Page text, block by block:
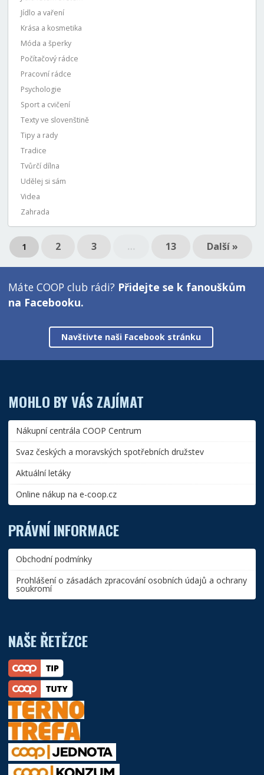
Jídlo a vaření
Krása a kosmetika
Móda a šperky
Počítačový rádce
Pracovní rádce
Psychologie
Sport a cvičení
Texty ve slovenštině
Tipy a rady
Tradice
Tvůrčí dílna
Udělej si sám
Videa
Zahrada
1 2 3 … 13 Další »
Máte COOP club rádi? Přidejte se k fanouškům
na Facebooku.
Navštivte naši Facebook stránku
MOHLO BY VÁS ZAJÍMAT
Nákupní centrála COOP Centrum
Svaz českých a moravských spotřebních družstev
Aktuální letáky
Online nákup na e-coop.cz
PRÁVNÍ INFORMACE
Obchodní podmínky
Prohlášení o zásadách zpracování osobních údajů a ochrany
soukromí
NAŠE ŘETĚZCE